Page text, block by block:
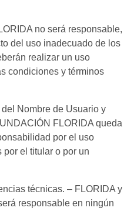
no será responsable,
del uso inadecuado de los
realizar un uso
condiciones y términos
Nombre de Usuario y
FLORIDA queda
por el uso
el titular o por un
técnicas. – FLORIDA y
responsable en ningún